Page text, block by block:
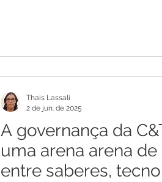
A governança da
uma arena arena
entre saberes,
Thais Lassali
2 de jun. de 2025